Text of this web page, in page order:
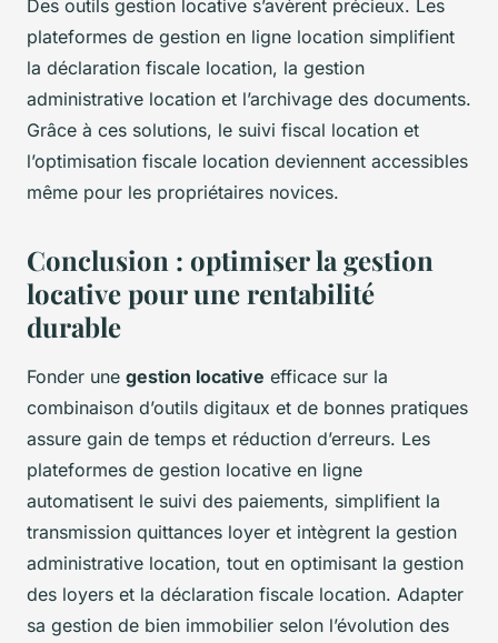
Des outils gestion locative s’avèrent précieux. Les
plateformes de gestion en ligne location simplifient
la déclaration fiscale location, la gestion
administrative location et l’archivage des documents.
Grâce à ces solutions, le suivi fiscal location et
l’optimisation fiscale location deviennent accessibles
même pour les propriétaires novices.
Conclusion : optimiser la gestion
locative pour une rentabilité
durable
Fonder une gestion locative efficace sur la
combinaison d’outils digitaux et de bonnes pratiques
assure gain de temps et réduction d’erreurs. Les
plateformes de gestion locative en ligne
automatisent le suivi des paiements, simplifient la
transmission quittances loyer et intègrent la gestion
administrative location, tout en optimisant la gestion
des loyers et la déclaration fiscale location. Adapter
sa gestion de bien immobilier selon l’évolution des